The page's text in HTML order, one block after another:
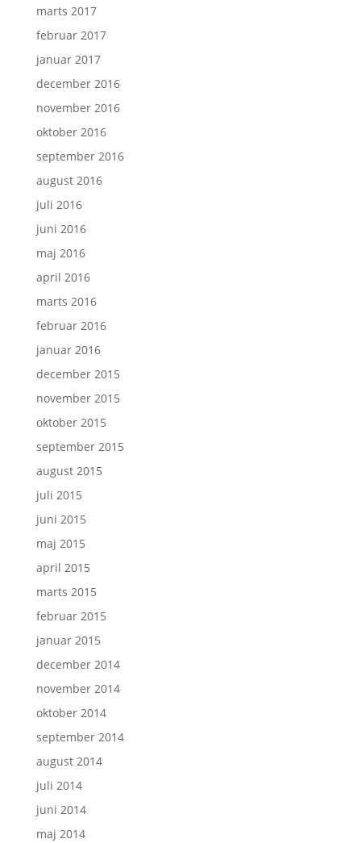
marts 2017
februar 2017
januar 2017
december 2016
november 2016
oktober 2016
september 2016
august 2016
juli 2016
juni 2016
maj 2016
april 2016
marts 2016
februar 2016
januar 2016
december 2015
november 2015
oktober 2015
september 2015
august 2015
juli 2015
juni 2015
maj 2015
april 2015
marts 2015
februar 2015
januar 2015
december 2014
november 2014
oktober 2014
september 2014
august 2014
juli 2014
juni 2014
maj 2014